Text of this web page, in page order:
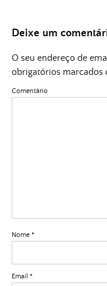
Deixe um
O seu endereço de
obrigatórios marcados
Comentário
Nome *
Email *